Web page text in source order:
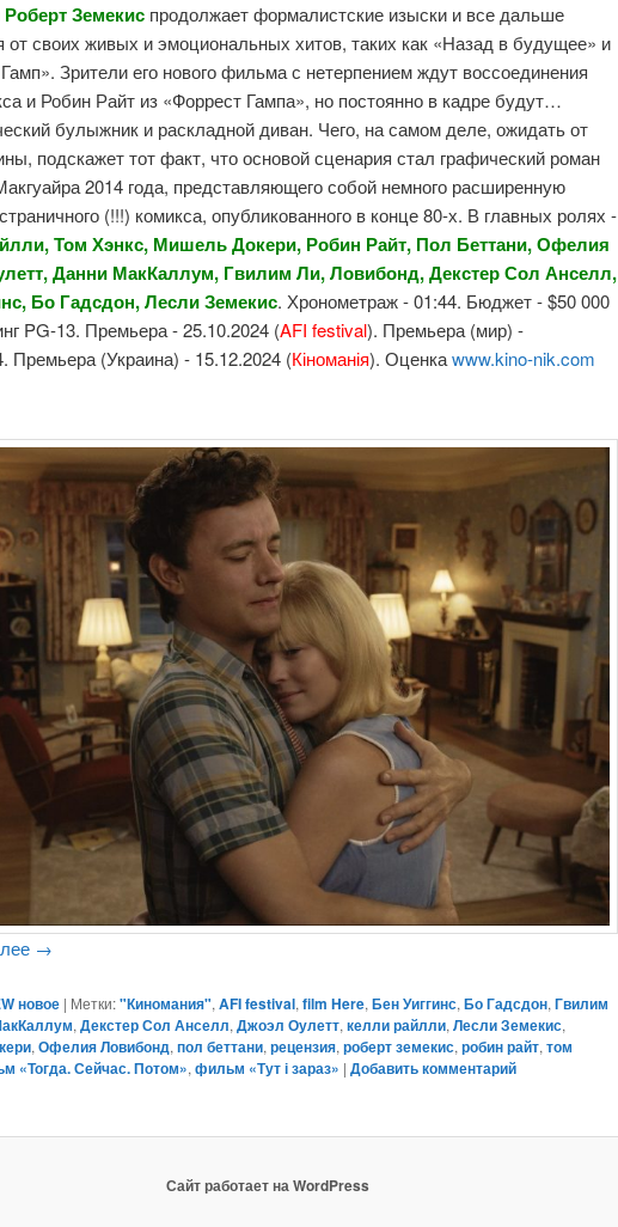
Роберт Земекис продолжает формалистские изыски и все дальше
от своих живых и эмоциональных хитов, таких как «Назад в будущее» и
Зрители его нового фильма с нетерпением ждут воссоединения
и Робин Райт из «Форрест Гампа», но постоянно в кадре будут…
булыжник и раскладной диван. Чего, на самом деле, ожидать от
подскажет тот факт, что основой сценария стал графический роман
2014 года, представляющего собой немного расширенную
(!!!) комикса, опубликованного в конце 80-х. В главных ролях -
Том Хэнкс, МишельДокери, Робин Райт, Пол Беттани, Офелия
Данни МакКаллум, Гвилим Ли, Ловибонд, Декстер Сол Анселл,
Бо Гадсдон, Лесли Земекис. Хронометраж - 01:44. Бюджет - $50 000
PG-13. Премьера - 25.10.2024 (AFI festival). Премьера (мир) -
Премьера (Украина) - 15.12.2024 (Кіноманія). Оценкаwww.kino-nik.com
→
новое | Метки: "Киномания",AFI festival,film Here,Бен Уиггинс,Бо Гадсдон,Гвилим
,Декстер Сол Анселл,Джоэл Оулетт,келли райлли,Лесли Земекис,
,Офелия Ловибонд,пол беттани,рецензия,роберт земекис,робин райт,том
«Тогда. Сейчас. Потом»,фильм «Тут і зараз» |Добавить комментарий
Сайт работает на WordPress